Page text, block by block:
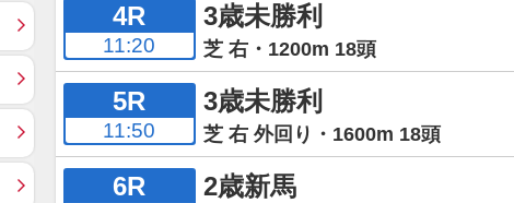
4R
11:20
3歳未勝利
芝 右・1200m 18頭
5R
11:50
3歳未勝利
芝 右 外回り・1600m 18頭
6R 2歳新馬